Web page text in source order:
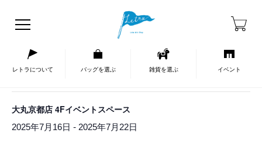
レトラについて バッグを選ぶ 雑貨を選ぶ イベント
« イベント一覧
大丸京都店 4Fイベントスペース
2025年7月16日 - 2025年7月22日